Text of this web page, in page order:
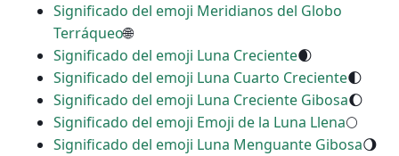
Significado del emoji Meridianos del Globo
Terráqueo🌐
Significado del emoji Luna Creciente🌒
Significado del emoji Luna Cuarto Creciente🌓
Significado del emoji Luna Creciente Gibosa🌔
Significado del emoji Emoji de la Luna Llena🌕
Significado del emoji Luna Menguante Gibosa🌖